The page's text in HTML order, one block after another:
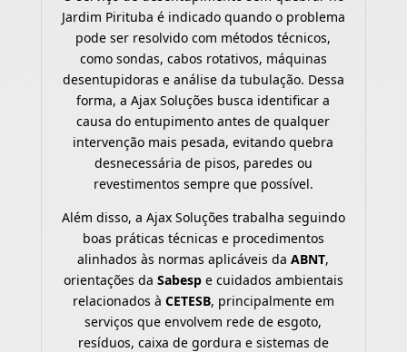
Jardim Pirituba é indicado quando o problema
pode ser resolvido com métodos técnicos,
como sondas, cabos rotativos, máquinas
desentupidoras e análise da tubulação. Dessa
forma, a Ajax Soluções busca identificar a
causa do entupimento antes de qualquer
intervenção mais pesada, evitando quebra
desnecessária de pisos, paredes ou
revestimentos sempre que possível.
Além disso, a Ajax Soluções trabalha seguindo
boas práticas técnicas e procedimentos
alinhados às normas aplicáveis daABNT,
orientações da Sabespe cuidados ambientais
relacionados à CETESB, principalmente em
serviços que envolvem rede de esgoto,
resíduos, caixa de gordura e sistemas de